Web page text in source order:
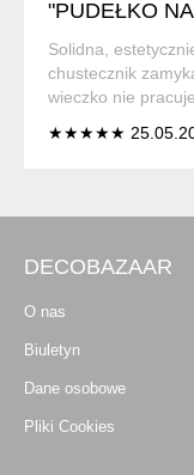
"PUDEŁKO
Solidna,
chustecznik
wieczko nie
★★★★★
DECOBAZAAR
O nas
Biuletyn
Dane osobowe
Pliki Cookies